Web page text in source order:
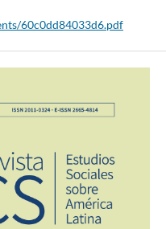
60c0dd84033d6.pdf